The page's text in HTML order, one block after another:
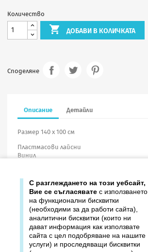
Количество
 ДОБАВИ В КОЛИЧКАТА
Споделяне
Описание Детайли
Размер 140 х 100 см
Пластмасови лайсни
Винил
Продукти
Издателство ДОМИНО
С разглеждането на този уебсайт,
Вие се съгласявате с използването
на функционални бисквитки
(необходими за да работи сайта),
аналитични бисквитки (които ни
дават информация как използвате
сайта с цел подобряване на нашите
услуги) и проследяващи бисквитки